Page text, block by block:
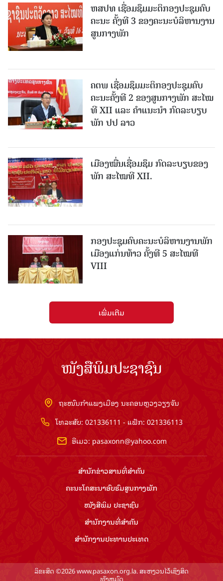
ຫສປທ ເຊື່ອມຊຶມມະຕິກອງປະຊຸມຄົບ
ຄະນະ ຄັ້ງທີ 3 ຂອງຄະນະບໍລິຫານງານ
ສູນກາງພັກ
ຄຕພ ເຊື່ອມຊຶມມະຕິກອງປະຊຸມຄົບ
ຄະນະຄັ້ງທີ 2 ຂອງສູນກາງພັກ ສະໄໝ
ທີ XII ແລະ ຄໍາແນະນໍາ ກົດລະບຽບ
ພັກ ປປ ລາວ
ເມືອງ​ໝື່ນເຊື່ອມຊຶມ ກົດລະບຽບຂອງ
ພັກ ສະໄໝທີ XII.
ກອງປະຊຸມຄົບຄະນະບໍລິຫານງານພັກ
ເມືອງແກ່ນ​ທ້າວ ຄັ້ງທີ 5 ສະໄໝທີ
VIII
ເພີ່ມເຕີມ
ໜັງສືພິມປະຊາຊົນ
ຖະໜົນກຳແພງເມືອງ ນະຄອນຫຼວງວຽງຈັນ
ໂທລະສັບ: 021336111 - ແຟັກ: 021336113
ອີເມວ: pasaxonn@yahoo.com
ສຳ​ນັກ​ຂ່າວ​ສານ​ທີ່​ສຳ​ຄັນ​
ຄະນະໂຄສະນາອົບຮົມ​ສູນ​ກາງ​ພັກ
ໜັງສືພິມ ປະ​ຊາ​ຊົນ
ສຳ​ນັກ​ງານ​ທີ່​ສຳ​ຄັນ
ສຳ​ນັກ​ງານ​ປະ​ທານ​ປະ​ເທດ
ລິຂະສິດ ©2026 www.pasaxon.org.la. ສະຫງວນໄວ້ເຊິງສິດ
ທັງຫມົດ